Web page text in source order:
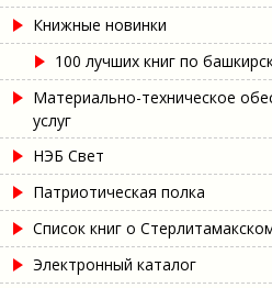
Книжные новинки
100 лучших книг по
Материально-техническое
услуг
НЭБ Свет
Патриотическая полка
Список книг о
Электронный каталог